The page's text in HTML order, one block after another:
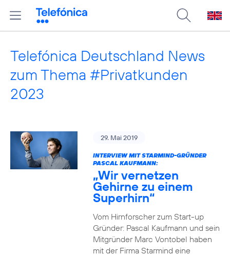
Telefónica Deutschland News
zum Thema #Privatkunden
2023
29. Mai 2019
INTERVIEW MIT STARMIND-GRÜNDER
PASCAL KAUFMANN:
„Wir vernetzen
Gehirne zu einem
Superhirn“
Vom Hirnforscher zum Start-up
Gründer: Pascal Kaufmann und sein
Mitgründer Marc Vontobel haben
mit der Firma Starmind eine